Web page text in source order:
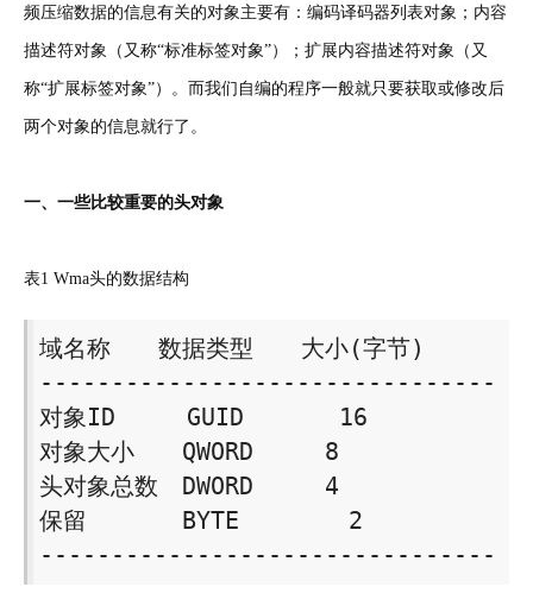
频压缩数据的信息有关的对象主要有：编码译码器列表对象；内容
描述符对象（又称“标准标签对象”）；扩展内容描述符对象（又
称“扩展标签对象”）。而我们自编的程序一般就只要获取或修改后
两个对象的信息就行了。
一、 一些比较重要的头对象
表1 Wma头的数据结构
域名称　　数据类型　　大小(字节)
--------------------------------
对象ID　　　GUID　　　　16
对象大小　　QWORD　　　8
头对象总数　DWORD　　　4
保留　　　　BYTE　　　　 2
--------------------------------